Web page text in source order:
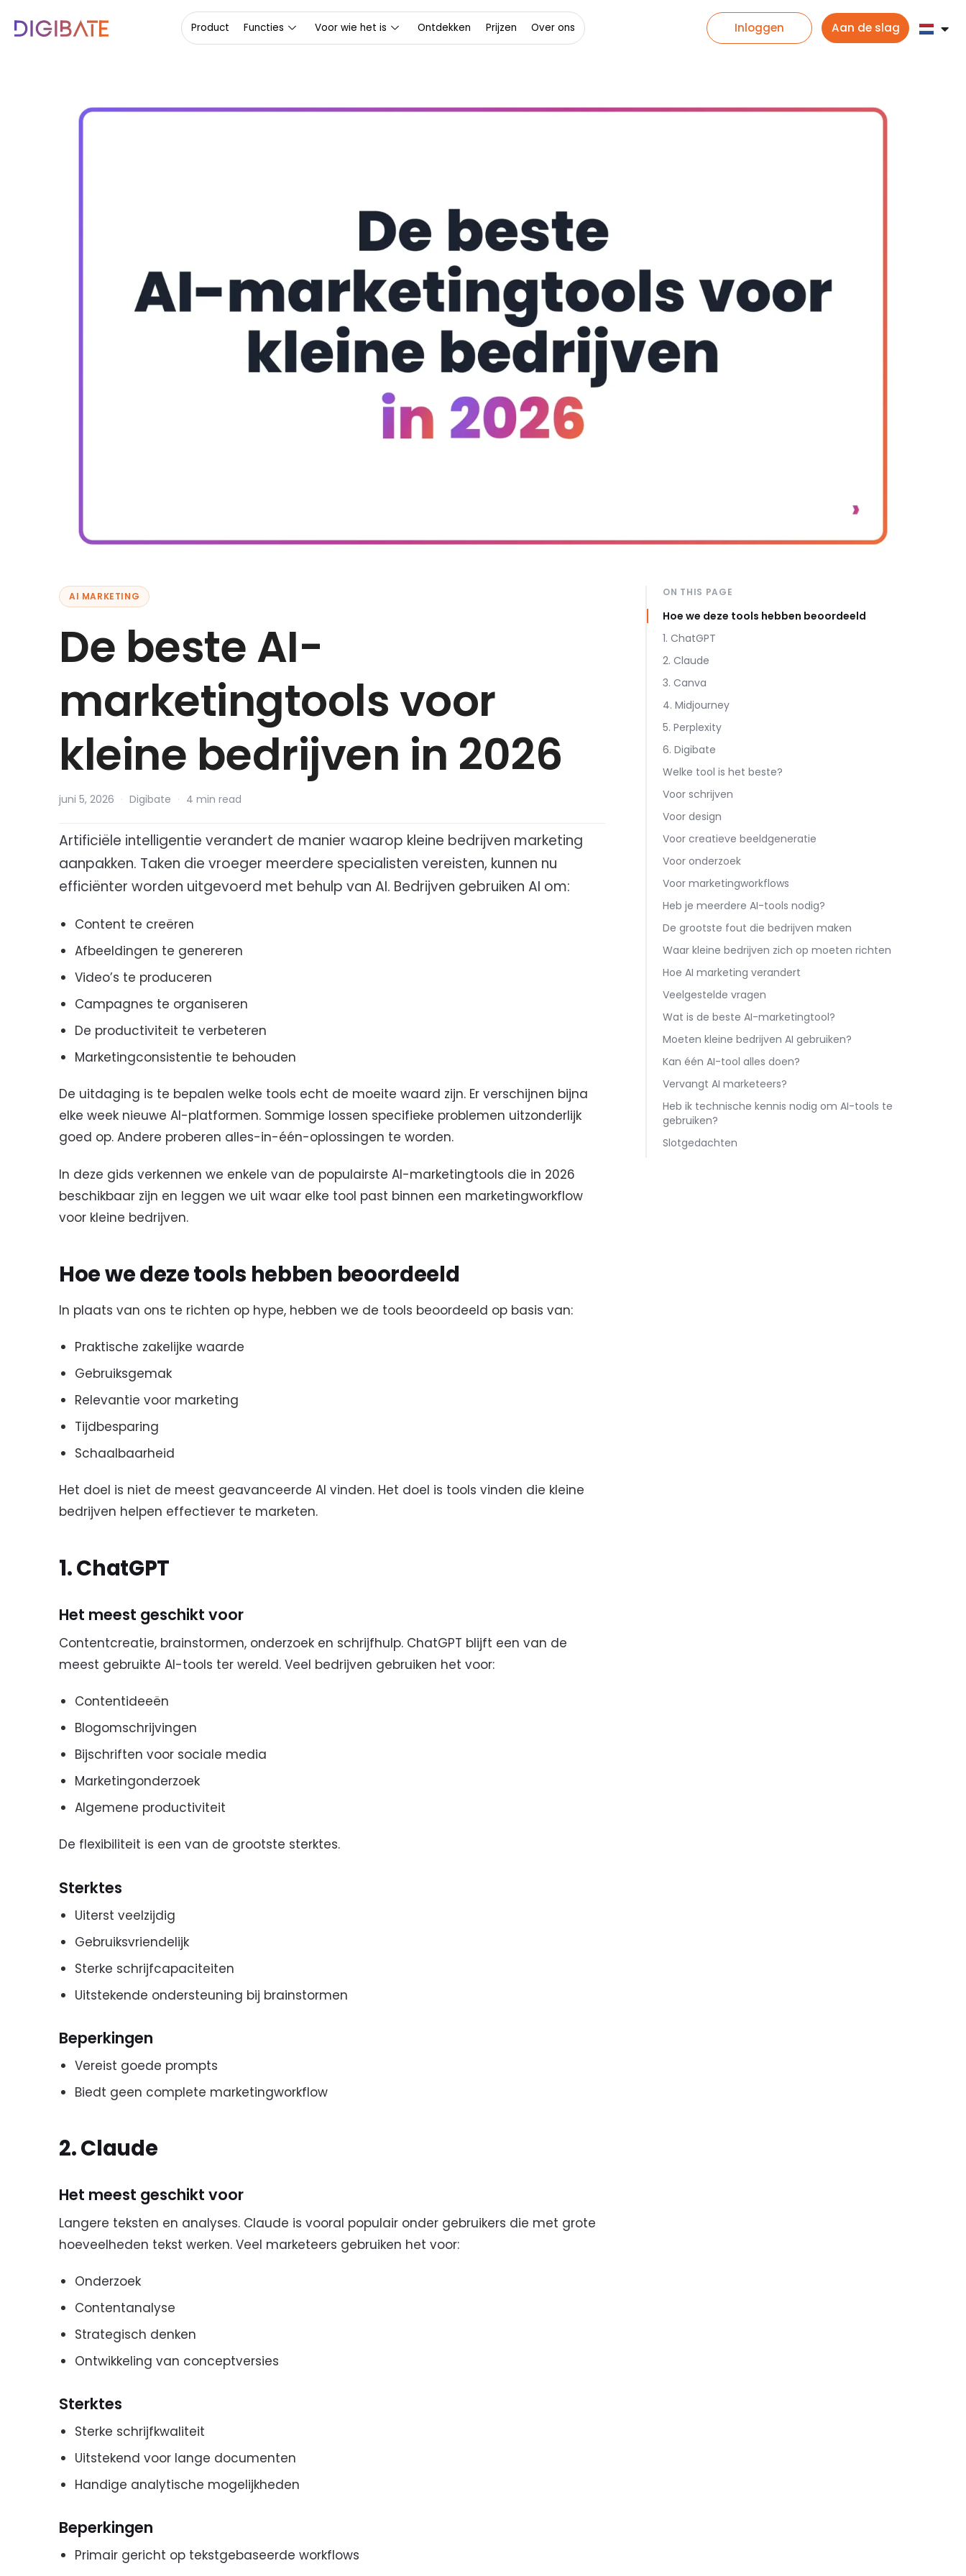
Product Functies Voor wie het is Ontdekken Prijzen Over ons Inloggen Aan de slag
AI MARKETING
De beste AI-
marketingtools voor
kleine bedrijven in 2026
juni 5, 2026 · Digibate · 4 min read
ON THIS PAGE
Hoe we deze tools hebben beoordeeld
1. ChatGPT
2. Claude
3. Canva
4. Midjourney
5. Perplexity
6. Digibate
Welke tool is het beste?
Voor schrijven
Voor design
Voor creatieve beeldgeneratie
Voor onderzoek
Voor marketingworkflows
Heb je meerdere AI-tools nodig?
De grootste fout die bedrijven maken
Waar kleine bedrijven zich op moeten richten
Hoe AI marketing verandert
Veelgestelde vragen
Wat is de beste AI-marketingtool?
Moeten kleine bedrijven AI gebruiken?
Kan één AI-tool alles doen?
Vervangt AI marketeers?
Heb ik technische kennis nodig om AI-tools te
gebruiken?
Slotgedachten
Artificiële intelligentie verandert de manier waarop kleine bedrijven marketing
aanpakken. Taken die vroeger meerdere specialisten vereisten, kunnen nu
efficiënter worden uitgevoerd met behulp van AI. Bedrijven gebruiken AI om:
Content te creëren
Afbeeldingen te genereren
Video’s te produceren
Campagnes te organiseren
De productiviteit te verbeteren
Marketingconsistentie te behouden
De uitdaging is te bepalen welke tools echt de moeite waard zijn. Er verschijnen bijna
elke week nieuwe AI-platformen. Sommige lossen specifieke problemen uitzonderlijk
goed op. Andere proberen alles-in-één-oplossingen te worden.
In deze gids verkennen we enkele van de populairste AI-marketingtools die in 2026
beschikbaar zijn en leggen we uit waar elke tool past binnen een marketingworkflow
voor kleine bedrijven.
Hoe we deze tools hebben beoordeeld
In plaats van ons te richten op hype, hebben we de tools beoordeeld op basis van:
Praktische zakelijke waarde
Gebruiksgemak
Relevantie voor marketing
Tijdbesparing
Schaalbaarheid
Het doel is niet de meest geavanceerde AI vinden. Het doel is tools vinden die kleine
bedrijven helpen effectiever te marketen.
1. ChatGPT
Het meest geschikt voor
Contentcreatie, brainstormen, onderzoek en schrijfhulp. ChatGPT blijft een van de
meest gebruikte AI-tools ter wereld. Veel bedrijven gebruiken het voor:
Contentideeën
Blogomschrijvingen
Bijschriften voor sociale media
Marketingonderzoek
Algemene productiviteit
De flexibiliteit is een van de grootste sterktes.
Sterktes
Uiterst veelzijdig
Gebruiksvriendelijk
Sterke schrijfcapaciteiten
Uitstekende ondersteuning bij brainstormen
Beperkingen
Vereist goede prompts
Biedt geen complete marketingworkflow
2. Claude
Het meest geschikt voor
Langere teksten en analyses. Claude is vooral populair onder gebruikers die met grote
hoeveelheden tekst werken. Veel marketeers gebruiken het voor:
Onderzoek
Contentanalyse
Strategisch denken
Ontwikkeling van conceptversies
Sterktes
Sterke schrijfkwaliteit
Uitstekend voor lange documenten
Handige analytische mogelijkheden
Beperkingen
Primair gericht op tekstgebaseerde workflows